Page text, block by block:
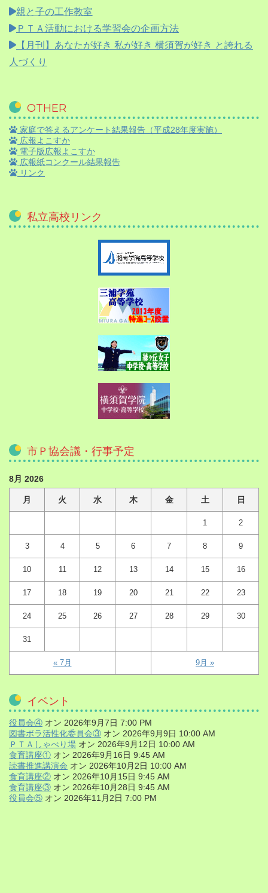
親と子の工作教室
ＰＴＡ活動における学習会の企画方法
【月刊】 あなたが好き 私が好き 横須賀が好き と誇れる
人づくり
OTHER
家庭で答えるアンケート結果報告（平成28年度実施）
広報よこすか
電子版広報よこすか
広報紙コンクール結果報告
リンク
私立高校リンク
市Ｐ協会議・行事予定
8月 2026
月 火 水 木 金 土 日
1 2
3 4 5 6 7 8 9
10 11 12 13 14 15 16
17 18 19 20 21 22 23
24 25 26 27 28 29 30
31
« 7月 9月 »
イベント
役員会④ オン 2026年9月7日 7:00 PM
図書ボラ活性化委員会③ オン 2026年9月9日 10:00 AM
ＰＴＡしゃべり場 オン 2026年9月12日 10:00 AM
食育講座① オン 2026年9月16日 9:45 AM
読書推進講演会 オン 2026年10月2日 10:00 AM
食育講座② オン 2026年10月15日 9:45 AM
食育講座③ オン 2026年10月28日 9:45 AM
役員会⑤ オン 2026年11月2日 7:00 PM